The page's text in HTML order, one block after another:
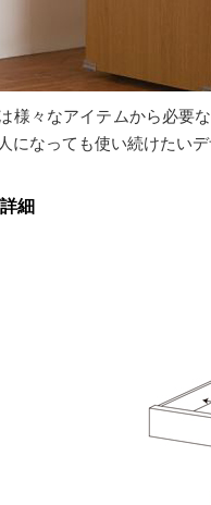
様々なアイテムから必要
になっても使い続けたい
細